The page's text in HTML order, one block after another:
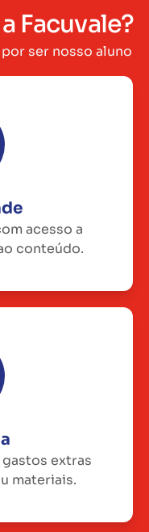
Facuvale?
ser nosso aluno
acesso a
conteúdo.
extras
materiais.